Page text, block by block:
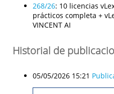
268/26: 10 licencias
prácticos completa +
VINCENT AI
Historial de
05/05/2026 15:21